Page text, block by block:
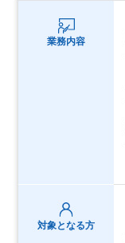
業務内容
対象となる方